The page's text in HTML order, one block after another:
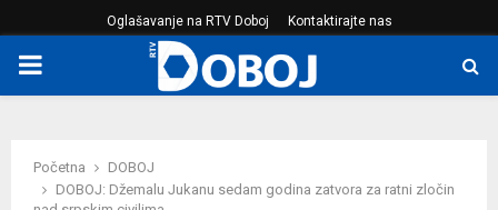
Oglašavanje na RTV Doboj Kontaktirajte nas
PRIMARY
Početna
DOBOJ
DOBOJ: Džemalu Jukanu sedam godina zatvora za ratni zločin